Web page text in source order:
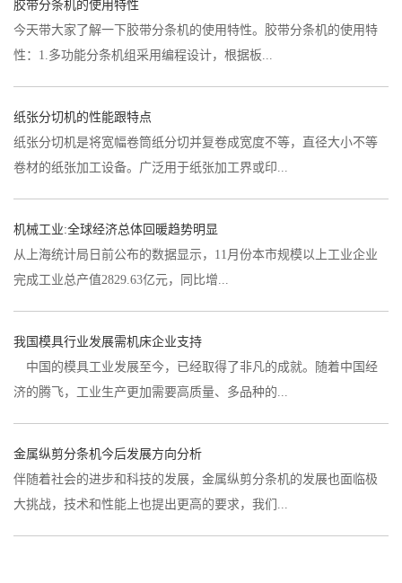
胶带分条机的使用特性
今天带大家了解一下胶带分条机的使用特性。胶带分条机的使用特
性：1.多功能分条机组采用编程设计，根据板...
纸张分切机的性能跟特点
纸张分切机是将宽幅卷筒纸分切并复卷成宽度不等，直径大小不等
卷材的纸张加工设备。广泛用于纸张加工界或印...
机械工业:全球经济总体回暖趋势明显
从上海统计局日前公布的数据显示，11月份本市规模以上工业企业
完成工业总产值2829.63亿元，同比增...
我国模具行业发展需机床企业支持
中国的模具工业发展至今，已经取得了非凡的成就。随着中国经
济的腾飞，工业生产更加需要高质量、多品种的...
金属纵剪分条机今后发展方向分析
伴随着社会的进步和科技的发展，金属纵剪分条机的发展也面临极
大挑战，技术和性能上也提出更高的要求，我们...